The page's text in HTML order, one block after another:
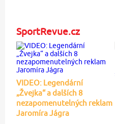
SportRevue.cz
VIDEO: Legendární
„Žvejka“ a dalších 8
nezapomenutelných reklam
Jaromíra Jágra